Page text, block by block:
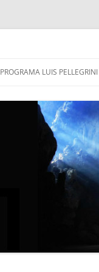
PROGRAMA LUIS PELLEGRINI